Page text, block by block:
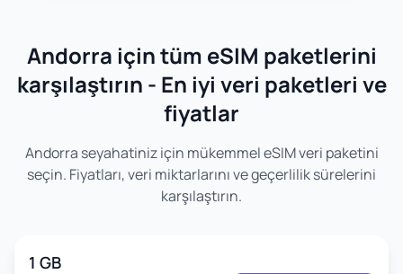
Andorra için tüm eSIM paketlerini
karşılaştırın - En iyi veri paketleri ve
fiyatlar
Andorra seyahatiniz için mükemmel eSIM veri paketini
seçin. Fiyatları, veri miktarlarını ve geçerlilik sürelerini
karşılaştırın.
1 GB